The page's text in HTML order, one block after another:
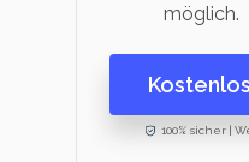
möglich.
100% sicher |